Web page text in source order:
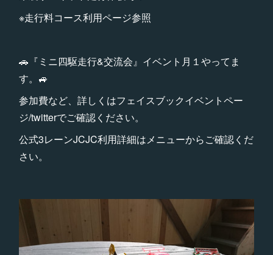
※走行料コース利用ページ参照
🚗『ミニ四駆走行&交流会』イベント月１やってま
す。🚙
参加費など、詳しくはフェイスブックイベントペー
ジ/twitterでご確認ください。
公式3レーンJCJC利用詳細はメニューからご確認くだ
さい。